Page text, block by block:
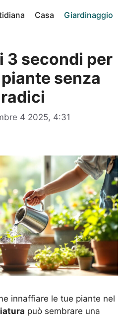
Casa Giardinaggio
3 secondi per
senza
4 2025, 4:31
innaffiare le tue piante nel
può sembrare una